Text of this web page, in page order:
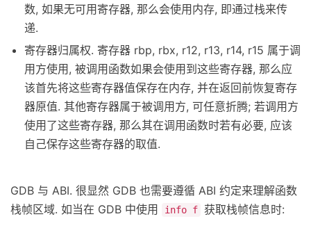
数, 如果无可用寄存器, 那么会使用内存, 即通过栈来传
递.
寄存器归属权. 寄存器 rbp, rbx, r12, r13, r14, r15 属于调
用方使用, 被调用函数如果会使用到这些寄存器, 那么应
该首先将这些寄存器值保存在内存, 并在返回前恢复寄存
器原值. 其他寄存器属于被调用方, 可任意折腾; 若调用方
使用了这些寄存器, 那么其在调用函数时若有必要, 应该
自己保存这些寄存器的取值.
GDB 与 ABI. 很显然 GDB 也需要遵循 ABI 约定来理解函数
栈帧区域. 如当在 GDB 中使用
info f 获取栈帧信息时: